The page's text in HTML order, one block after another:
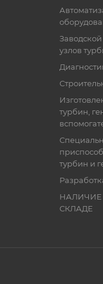
узлов
турбин,
турбин и
СКЛАДЕ